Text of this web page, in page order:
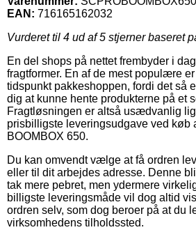
EAN: 716165162032
Vurderet til 4 ud af 5 stjerner baseret
En del shops på nettet frembyder i
fragtformer. En af de mest populære
tidspunkt pakkeshoppen, fordi det så
dig at kunne hente produkterne på et
Fragtløsningen er altså usædvanlig
prisbilligste leveringsudgave ved
BOOMBOX 650.
Du kan omvendt vælge at få ordren
eller til dit arbejdes adresse. Denne
tak mere pebret, men ydermere
billigste leveringsmåde vil dog altid
ordren selv, som dog beroer på at du
virksomhedens tilholdssted.